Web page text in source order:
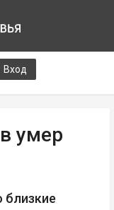
Вход
умер
близкие